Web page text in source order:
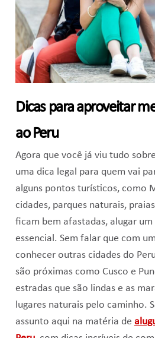
Dicas para aproveitar
ao Peru
Agora que você já viu tudo
uma dica legal para quem vai
alguns pontos turísticos, como
cidades, parques naturais,
ficam bem afastadas, alugar
essencial. Sem falar que com
conhecer outras cidades do
são próximas como Cusco e
estradas que são lindas e as
lugares naturais pelo caminho.
assunto aqui na matéria de